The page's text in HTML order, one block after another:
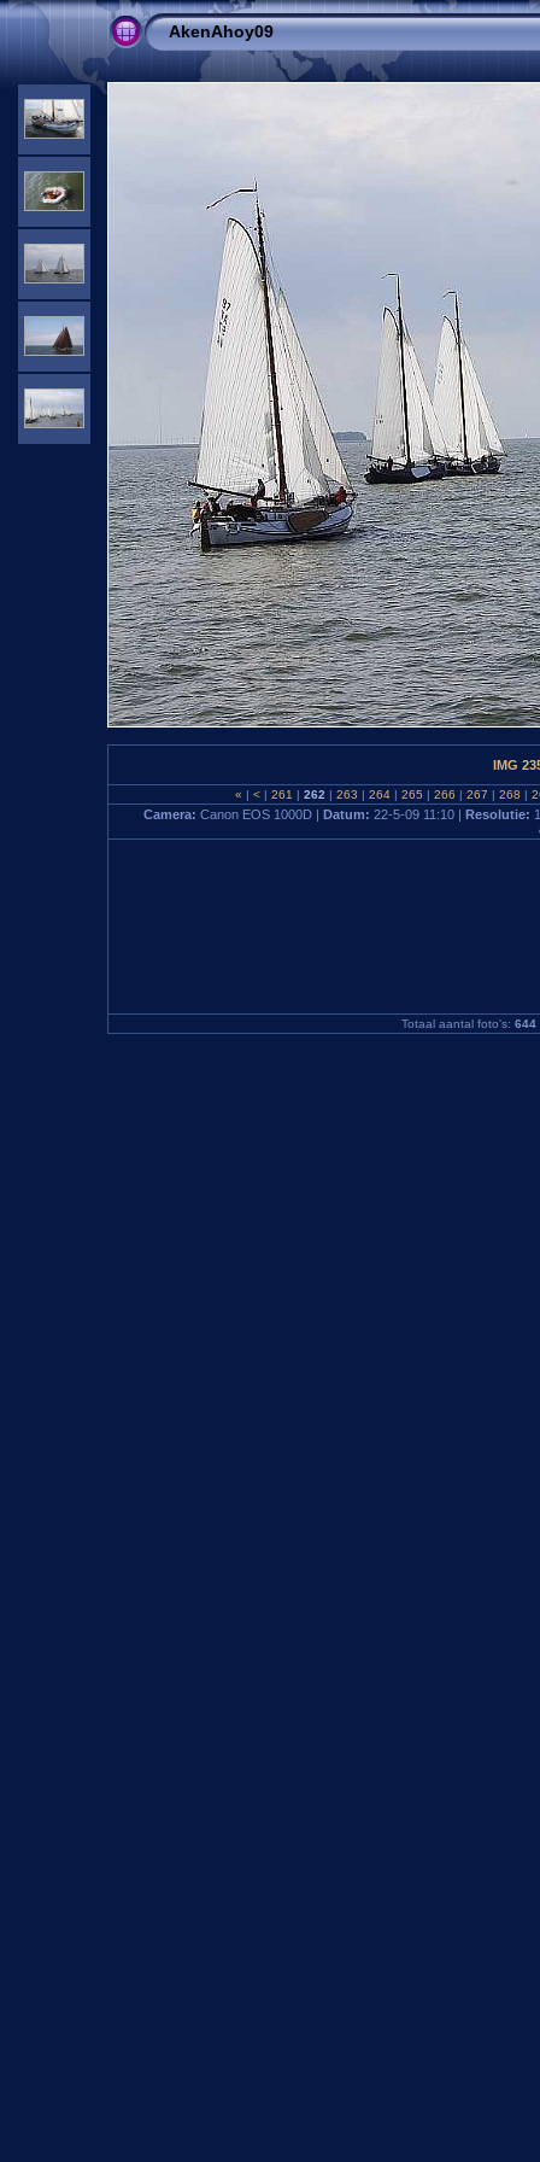
AkenAhoy09
IMG
« | < | 261 | 262 | 263 | 264 | 265 | 266 | 267 | 268 |
Camera: Canon EOS 1000D | Datum: 22-5-09 11:10 | Resolutie:
Totaal aantal foto's: 644